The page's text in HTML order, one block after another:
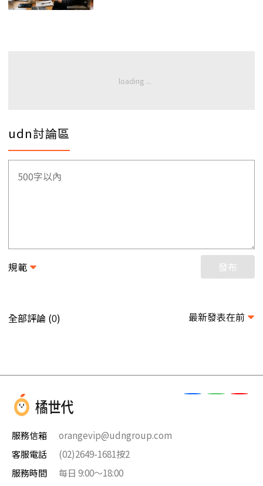
udn討論區
規範 發布
全部評論 (0) 最新發表在前
服務信箱
orangevip@udngroup.com
客服電話
(02)2649-1681按2
服務時間
每日 9:00～18:00